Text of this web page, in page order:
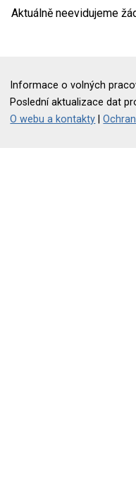
Aktuálně neevidujeme
Informace o volných
Poslední aktualizace dat
O webu a kontakty |